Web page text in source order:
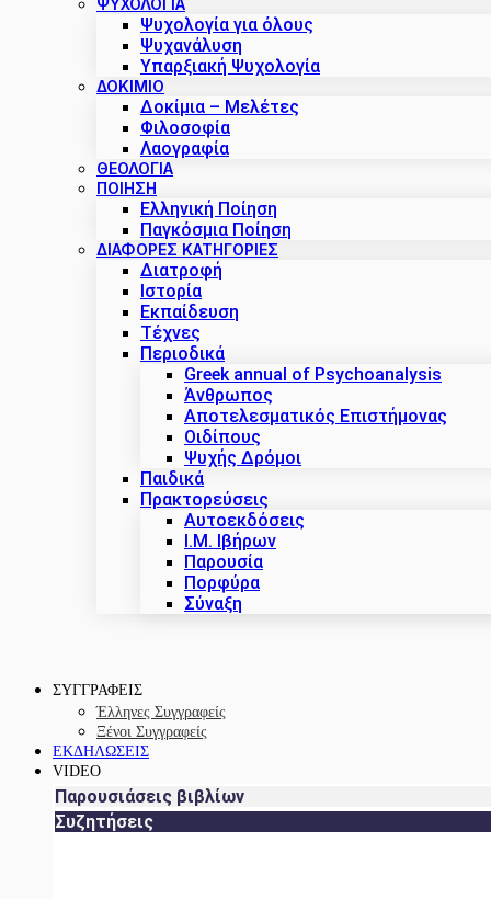
Ψυχολογία για όλους
Ψυχανάλυση
Υπαρξιακή Ψυχολογία
ΔΟΚΊΜΙΟ
Δοκίμια – Μελέτες
Φιλοσοφία
Λαογραφία
ΘΕΟΛΟΓΙΑ
ΠΟΙΗΣΗ
Ελληνική Ποίηση
Παγκόσμια Ποίηση
ΔΙΑΦΟΡΕΣ ΚΑΤΗΓΟΡΙΕΣ
Διατροφή
Ιστορία
Εκπαίδευση
Τέχνες
Περιοδικά
Greek annual of Psychoanalysis
Άνθρωπος
Αποτελεσματικός Επιστήμονας
Οιδίπους
Ψυχής Δρόμοι
Παιδικά
Πρακτoρεύσεις
Αυτοεκδόσεις
Ι.Μ. Ιβήρων
Παρουσία
Πορφύρα
Σύναξη
ΣΥΓΓΡΑΦΕΙΣ
Έλληνες Συγγραφείς
Ξένοι Συγγραφείς
ΕΚΔΗΛΩΣΕΙΣ
VIDEO
Παρουσιάσεις βιβλίων
Συζητήσεις